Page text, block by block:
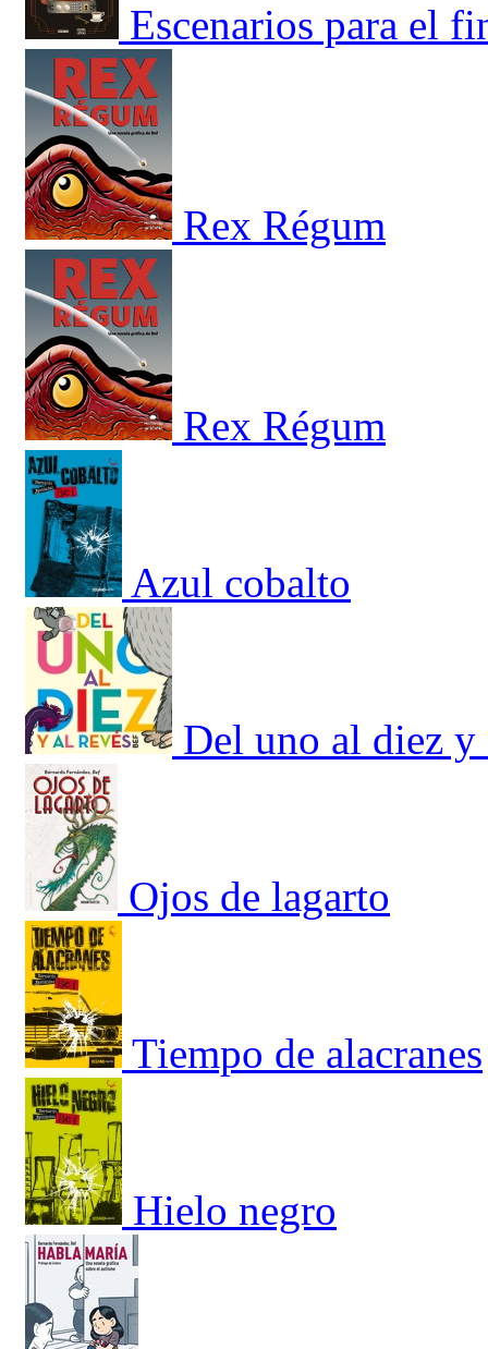
Escenarios para el
Rex Régum
Rex Régum
Azul cobalto
Del uno al diez y
Ojos de lagarto
Tiempo de alacranes
Hielo negro